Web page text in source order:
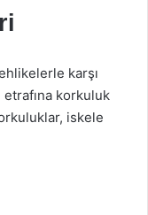
karşı
etrafına korkuluk
iskele